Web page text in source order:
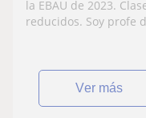
la EBAU de 2023.
reducidos. Soy profe
ver más